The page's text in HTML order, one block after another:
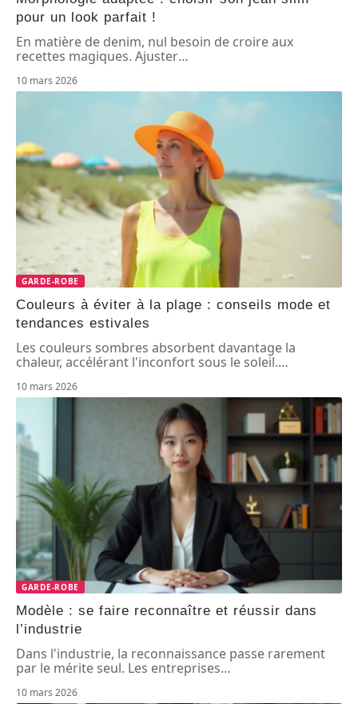
pour un look parfait !
En matière de denim, nul besoin de croire aux
recettes magiques. Ajuster…
10 mars 2026
GARDE-ROBE
Couleurs à éviter à la plage : conseils mode et
tendances estivales
Les couleurs sombres absorbent davantage la
chaleur, accélérant l'inconfort sous le soleil.…
10 mars 2026
GARDE-ROBE
Modèle : se faire reconnaître et réussir dans
l’industrie
Dans l'industrie, la reconnaissance passe rarement
par le mérite seul. Les entreprises…
10 mars 2026